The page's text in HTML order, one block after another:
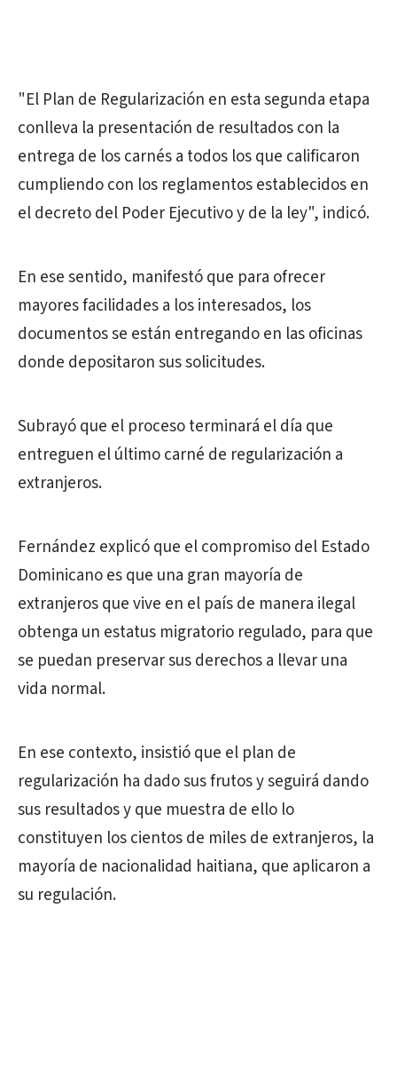
"El Plan de Regularización en esta segunda etapa
conlleva la presentación de resultados con la
entrega de los carnés a todos los que calificaron
cumpliendo con los reglamentos establecidos en
el decreto del Poder Ejecutivo y de la ley", indicó.
En ese sentido, manifestó que para ofrecer
mayores facilidades a los interesados, los
documentos se están entregando en las oficinas
donde depositaron sus solicitudes.
Subrayó que el proceso terminará el día que
entreguen el último carné de regularización a
extranjeros.
Fernández explicó que el compromiso del Estado
Dominicano es que una gran mayoría de
extranjeros que vive en el país de manera ilegal
obtenga un estatus migratorio regulado, para que
se puedan preservar sus derechos a llevar una
vida normal.
En ese contexto, insistió que el plan de
regularización ha dado sus frutos y seguirá dando
sus resultados y que muestra de ello lo
constituyen los cientos de miles de extranjeros, la
mayoría de nacionalidad haitiana, que aplicaron a
su regulación.